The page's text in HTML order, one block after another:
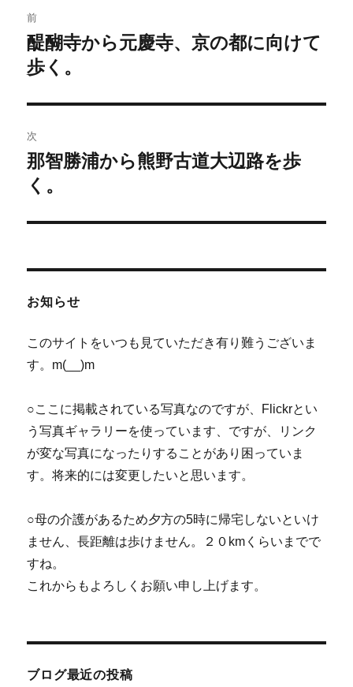
稿
ナ
ビ
ゲ
ー
シ
ン
前
前
の
稿:
醍醐寺から元慶寺、京の都に向けて
歩く。
次
次
の
稿:
那智勝浦から熊野古道大辺路を歩
く。
お知らせ
このサイトをいつも見ていただき有り難うございま
す。m(__)m
○ここに掲載されている写真なのですが、Flickrとい
う写真ギャラリーを使っています、ですが、リンク
が変な写真になったりすることがあり困っていま
す。将来的には変更したいと思います。
○母の介護があるため夕方の5時に帰宅しないといけ
ません、長距離は歩けません。２０kmくらいまでで
すね。
これからもよろしくお願い申し上げます。
ブログ最近の投稿